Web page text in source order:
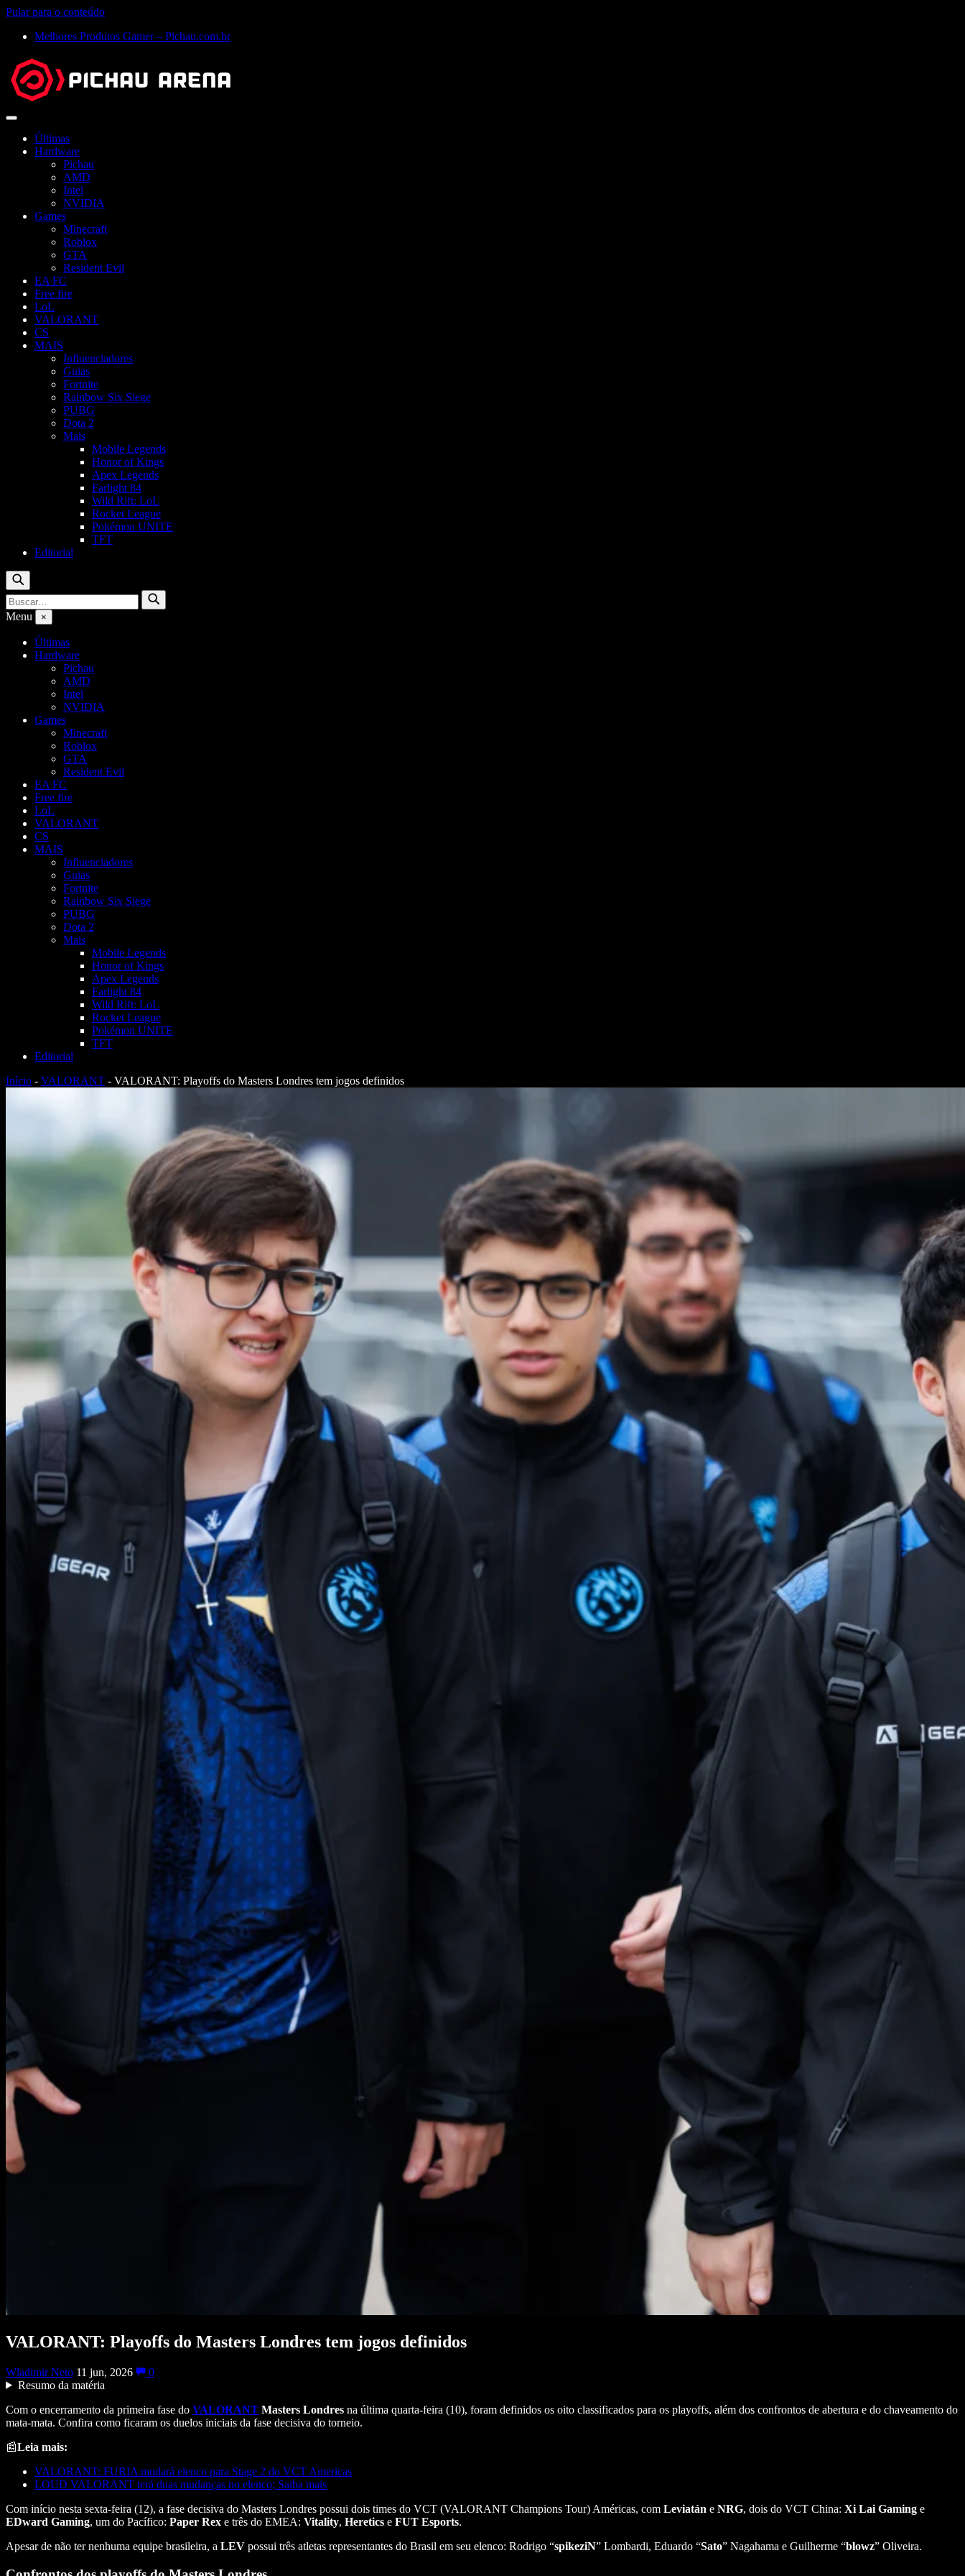
Pular para o conteúdo
Melhores Produtos Gamer – Pichau.com.br
Abrir
Últimas
Hardware
Pichau
AMD
Intel
NVIDIA
Games
Minecraft
Roblox
GTA
Resident Evil
EA FC
Free fire
LoL
VALORANT
CS
MAIS
Influenciadores
Guias
Fortnite
Rainbow Six Siege
PUBG
Dota 2
Mais
Mobile Legends
Honor of Kings
Apex Legends
Farlight 84
Wild Rift: LoL
Rocket League
Pokémon UNITE
TFT
Editorial
Buscar
Buscar
por:
Buscar
Menu ×
Últimas
Hardware
Pichau
AMD
Intel
NVIDIA
Games
Minecraft
Roblox
GTA
Resident Evil
EA FC
Free fire
LoL
VALORANT
CS
MAIS
Influenciadores
Guias
Fortnite
Rainbow Six Siege
PUBG
Dota 2
Mais
Mobile Legends
Honor of Kings
Apex Legends
Farlight 84
Wild Rift: LoL
Rocket League
Pokémon UNITE
TFT
Editorial
Início - VALORANT - VALORANT: Playoffs do Masters Londres tem jogos definidos
VALORANT: Playoffs do Masters Londres tem jogos definidos
Wladimir Neto 11 jun, 2026
0
Resumo da matéria
Com o encerramento da primeira fase do VALORANT Masters Londres na última quarta-feira (10), foram definidos os oito classificados para os playoffs, além dos confrontos de abertura e do chaveamento do
mata-mata. Confira como ficaram os duelos iniciais da fase decisiva do torneio.
📰Leia mais:
VALORANT: FURIA mudará elenco para Stage 2 do VCT Americas
LOUD VALORANT terá duas mudanças no elenco; Saiba mais
Com início nesta sexta-feira (12), a fase decisiva do Masters Londres possui dois times do VCT (VALORANT Champions Tour) Américas, com Leviatán e NRG, dois do VCT China: Xi Lai Gaming e
EDward Gaming, um do Pacífico: Paper Rex e três do EMEA: Vitality, Heretics e FUT Esports.
Apesar de não ter nenhuma equipe brasileira, a LEV possui três atletas representantes do Brasil em seu elenco: Rodrigo “spikeziN” Lombardi, Eduardo “Sato” Nagahama e Guilherme “blowz” Oliveira.